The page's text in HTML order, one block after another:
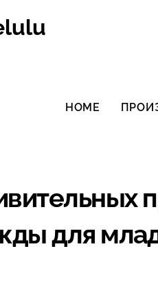
HOME
для